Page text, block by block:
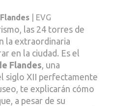
| EVG
las 24 torres de
la extraordinaria
en la ciudad. Es el
Flandes , una
siglo XII perfectamente
te explicarán cómo
a pesar de su